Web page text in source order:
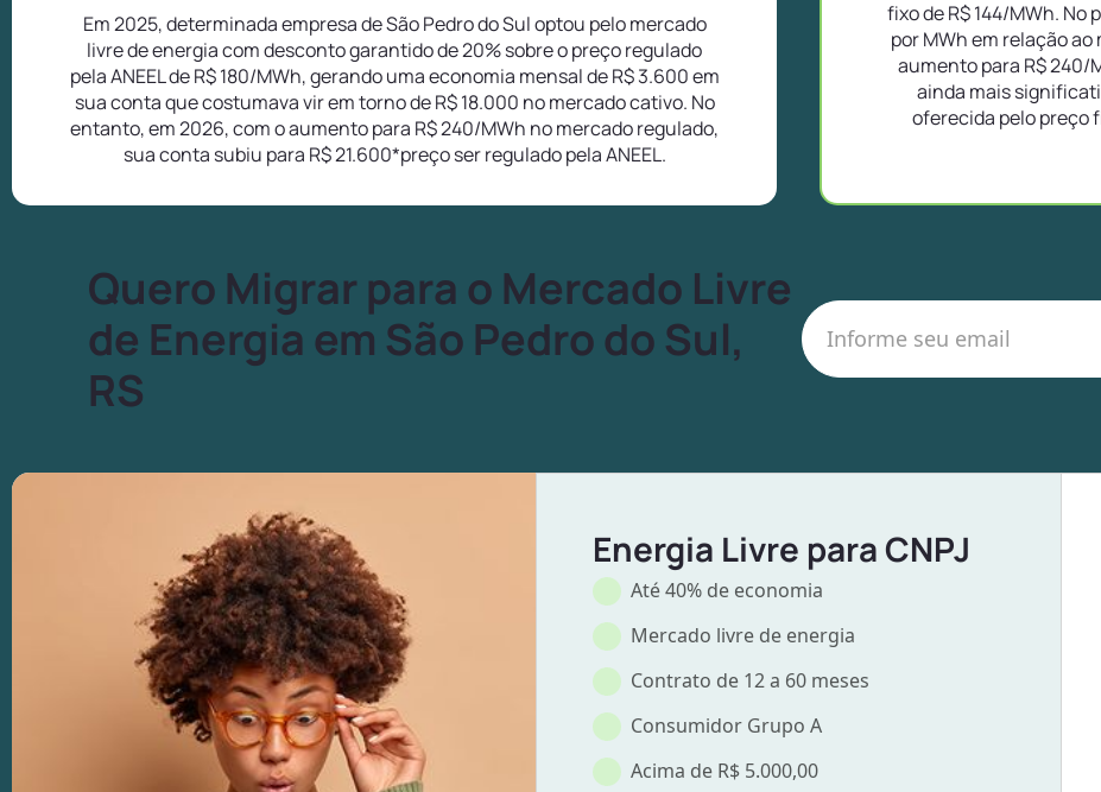
Em 2025, determinada empresa de São Pedro do Sul optou pelo mercado
livre de energia com desconto garantido de 20% sobre o preço regulado
pela ANEEL de R$ 180/MWh, gerando uma economia mensal de R$ 3.600 em
sua conta que costumava vir em torno de R$ 18.000 no mercado cativo. No
entanto, em 2026, com o aumento para R$ 240/MWh no mercado regulado,
sua conta subiu para R$ 21.600*preço ser regulado pela ANEEL.
fixo de R$ 144/MWh.
por MWh em relação
aumento para R$ 240/
ainda mais
oferecida pelo preço
Quero Migrar para o Mercado Livre
de Energia em São Pedro do Sul,
RS
Energia Livre para CNPJ
Até 40% de economia
Mercado livre de energia
Contrato de 12 a 60 meses
Consumidor Grupo A
Acima de R$ 5.000,00